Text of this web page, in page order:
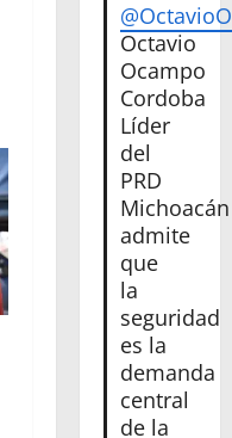
Octavio
Ocampo
Cordoba
Líder
del
PRD
Michoacán
admite
que
la
seguridad
es la
demanda
central
de la